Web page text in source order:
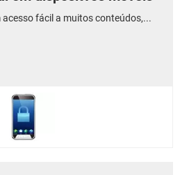
fácil a muitos conteúdos,...